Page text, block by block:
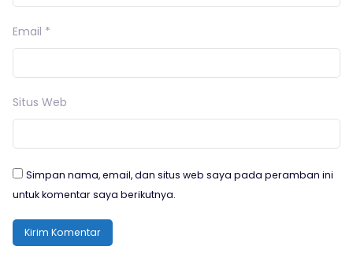
Email *
Situs Web
Simpan nama, email, dan situs web saya pada peramban ini
untuk komentar saya berikutnya.